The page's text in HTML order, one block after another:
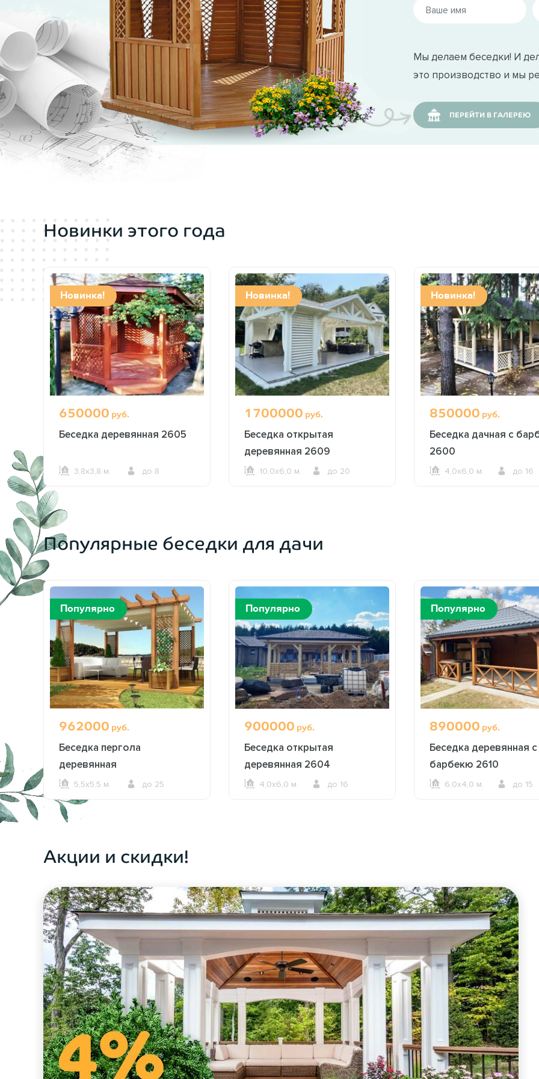
мы всегда включаем в стоимость беседки при поставке заказчику.
Высокий купол крышипозволяет удобно электрифицировать беседку.
Покрытие крыши
— кровля прямоугольной беседки 113 выполняется кровельным
черепицу для беседок мы заказываем у Shinglas и Katepal. Качественный кровельный
компенсирует жару и не задержит снег во время зимы.
Садовая мебельпод эту форму беседки представлена максимально широко, легко
условии заказа беседки), так и в магазинах Москвы и Московской области.
Мы делаем беседки! И
это производство и мы
ПЕРЕЙТИ В ГАЛЕРЕЮ
Новинки этого года
Новинка!
650000 руб.
Беседка деревянная 2605
3,8х3,8 м. до 8
Новинка!
1700000 руб.
Беседка открытая
деревянная 2609
10,0х6,0 м. до 20
Новинка!
850000 руб.
Беседка дачная с
2600
4,0х6,0 м. до 16
Популярные беседки для дачи
Популярно
962000 руб.
Беседка пергола
деревянная
5,5х5,5 м. до 25
Популярно
900000 руб.
Беседка открытая
деревянная 2604
4,0х6,0 м. до 16
Популярно
890000 руб.
Беседка деревянная с
барбекю 2610
6,0х4,0 м. до 15
Акции и скидки!